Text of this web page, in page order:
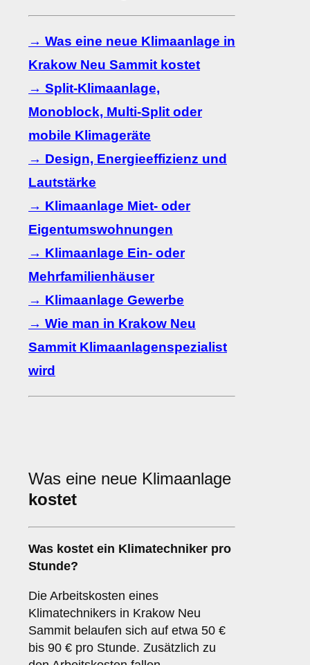
→ Was eine neue Klimaanlage in
Krakow Neu Sammit kostet
→ Split-Klimaanlage,
Monoblock, Multi-Split oder
mobile Klimageräte
→ Design, Energieeffizienz und
Lautstärke
→ Klimaanlage Miet- oder
Eigentumswohnungen
→ Klimaanlage Ein- oder
Mehrfamilienhäuser
→ Klimaanlage Gewerbe
→ Wie man in Krakow Neu
Sammit Klimaanlagenspezialist
wird
Was eine neue Klimaanlage
kostet
Was kostet ein Klimatechniker pro
Stunde?
Die Arbeitskosten eines
Klimatechnikers in Krakow Neu
Sammit belaufen sich auf etwa 50 €
bis 90 € pro Stunde. Zusätzlich zu